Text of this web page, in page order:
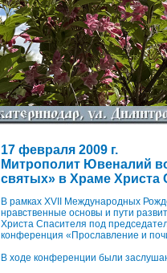
17 февраля 2009 г.
Митрополит Ювеналий
святых» в Храме Христа
В рамках XVII Международных
нравственные основы и пути
Христа Спасителя под
конференция «Прославление и
В ходе конференции были